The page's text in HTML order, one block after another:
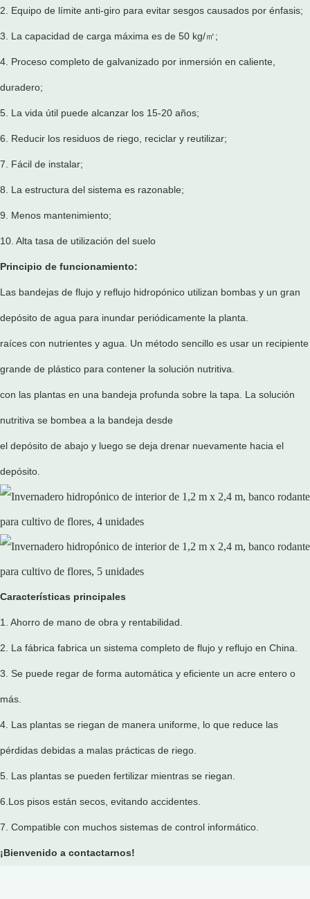
2. Equipo de límite anti-giro para evitar sesgos causados ​​por énfasis;
3. La capacidad de carga máxima es de 50 kg/㎡;
4. Proceso completo de galvanizado por inmersión en caliente,
duradero;
5. La vida útil puede alcanzar los 15-20 años;
6. Reducir los residuos de riego, reciclar y reutilizar;
7. Fácil de instalar;
8. La estructura del sistema es razonable;
9. Menos mantenimiento;
10. Alta tasa de utilización del suelo
Principio de funcionamiento:
Las bandejas de flujo y reflujo hidropónico utilizan bombas y un gran
depósito de agua para inundar periódicamente la planta.
raíces con nutrientes y agua. Un método sencillo es usar un recipiente
grande de plástico para contener la solución nutritiva.
con las plantas en una bandeja profunda sobre la tapa. La solución
nutritiva se bombea a la bandeja desde
el depósito de abajo y luego se deja drenar nuevamente hacia el
depósito.
Características principales
1. Ahorro de mano de obra y rentabilidad.
2. La fábrica fabrica un sistema completo de flujo y reflujo en China.
3. Se puede regar de forma automática y eficiente un acre entero o
más.
4. Las plantas se riegan de manera uniforme, lo que reduce las
pérdidas debidas a malas prácticas de riego.
5. Las plantas se pueden fertilizar mientras se riegan.
6.Los pisos están secos, evitando accidentes.
7. Compatible con muchos sistemas de control informático.
¡Bienvenido a contactarnos!